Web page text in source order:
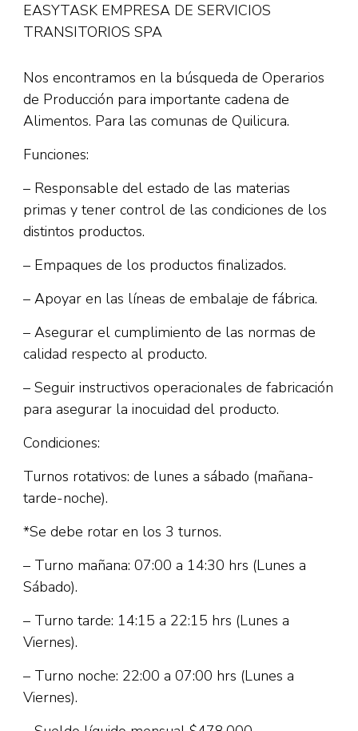
EASYTASK EMPRESA DE SERVICIOS
TRANSITORIOS SPA
Nos encontramos en la búsqueda de Operarios
de Producción para importante cadena de
Alimentos. Para las comunas de Quilicura.
Funciones:
– Responsable del estado de las materias
primas y tener control de las condiciones de los
distintos productos.
– Empaques de los productos finalizados.
– Apoyar en las líneas de embalaje de fábrica.
– Asegurar el cumplimiento de las normas de
calidad respecto al producto.
– Seguir instructivos operacionales de fabricación
para asegurar la inocuidad del producto.
Condiciones:
Turnos rotativos: de lunes a sábado (mañana-
tarde-noche).
*Se debe rotar en los 3 turnos.
– Turno mañana: 07:00 a 14:30 hrs (Lunes a
Sábado).
– Turno tarde: 14:15 a 22:15 hrs (Lunes a
Viernes).
– Turno noche: 22:00 a 07:00 hrs (Lunes a
Viernes).